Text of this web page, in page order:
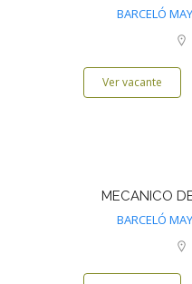
BARCELÓ
Ver vacante
MECANICO
BARCELÓ